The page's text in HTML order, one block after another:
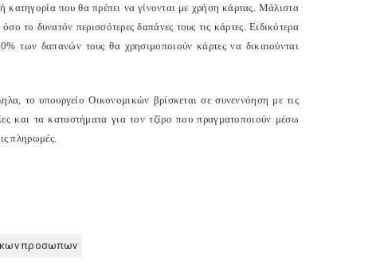
που θα πρέπει να γίνονται με χρήση κάρτας. Μάλιστα
το δυνατόν περισσότερες δαπάνες τους τις κάρτες. Ειδικότερα
των δαπανών τους θα χρησιμοποιούν κάρτες να δικαιούνται
το υπουργείο Οικονομικών βρίσκεται σε συνεννόηση με τις
και τα καταστήματα για τον τζίρο που πραγματοποιούν μέσω
πληρωμές.
προσωπων